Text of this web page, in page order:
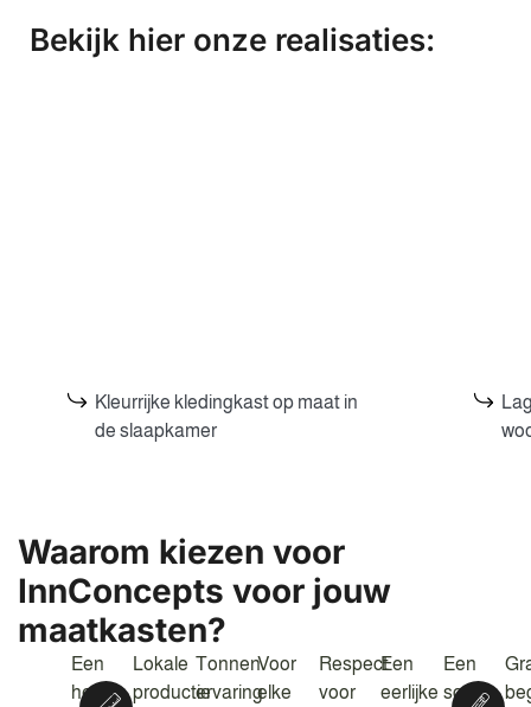
Bekijk hier onze realisaties:
Kleurrijke kledingkast op maat in
de slaapkamer
Waarom kiezen voor
InnConcepts voor jouw
maatkasten?
Een
hecht
Lokale
productie
Tonnen
ervaring
Voor
elke
Respect
voor
Een
eerlijke
Een
score